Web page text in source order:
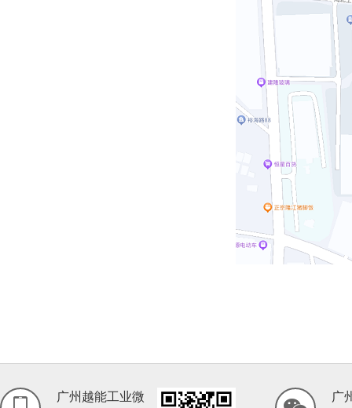
广州越能工业微 广